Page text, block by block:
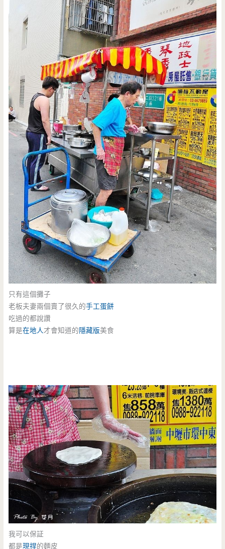
只有這個攤子
老板夫妻兩個賣了很久的手工蛋餅
吃過的都說讚
算是在地人才會知道的隱藏版美食
我可以保証
都是現捍的麵皮